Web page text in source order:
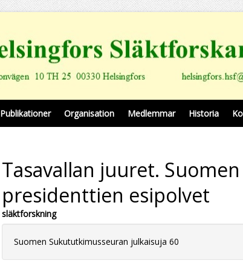
Publikationer Organisation Medlemmar Historia
Tasavallan juuret. Suomen
presidenttien esipolvet
släktforskning
Suomen Sukututkimusseuran julkaisuja 60